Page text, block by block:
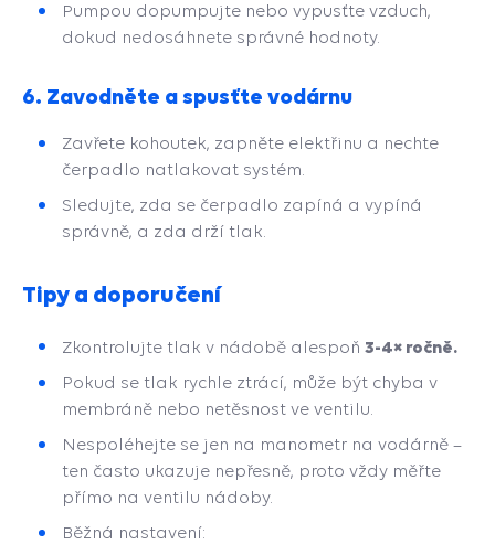
Pumpou dopumpujte nebo vypusťte vzduch,
dokud nedosáhnete správné hodnoty.
6. Zavodněte a spusťte vodárnu
Zavřete kohoutek, zapněte elektřinu a nechte
čerpadlo natlakovat systém.
Sledujte, zda se čerpadlo zapíná a vypíná
správně, a zda drží tlak.
Tipy a doporučení
Zkontrolujte tlak v nádobě alespoň 3-4× ročně.
Pokud se tlak rychle ztrácí, může být chyba v
membráně nebo netěsnost ve ventilu.
Nespoléhejte se jen na manometr na vodárně –
ten často ukazuje nepřesně, proto vždy měřte
přímo na ventilu nádoby.
Běžná nastavení: